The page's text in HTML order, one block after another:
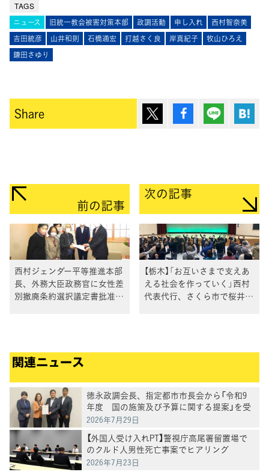
TAGS
ニュース 旧統一教会被害対策本部 政調活動 申し入れ
西村智奈美
吉田統彦
山井和則 石橋通宏 打越さく良 岸真紀子
牧山ひろえ
鎌田さゆり
Share ポスト シェア Lineで送
前の記事
西村ジェンダー平等推進本部
長、外務大臣政務官に女性差
別撤廃条約選択議定書批准を
次の記事
【栃木】「お互いさまで支えあ
える社会を作っていく」西村
代表代行、さくら市で桜井ひ
関連ニュース
徳永政調会長、指定都市市長会から「令和9
年度 国の施策及び予算に関する提案」を受
け、意見交換
2026年7月29日
【外国人受け入れPT】警視庁高尾署留置場で
のクルド人男性死亡事案でヒアリング
2026年7月23日